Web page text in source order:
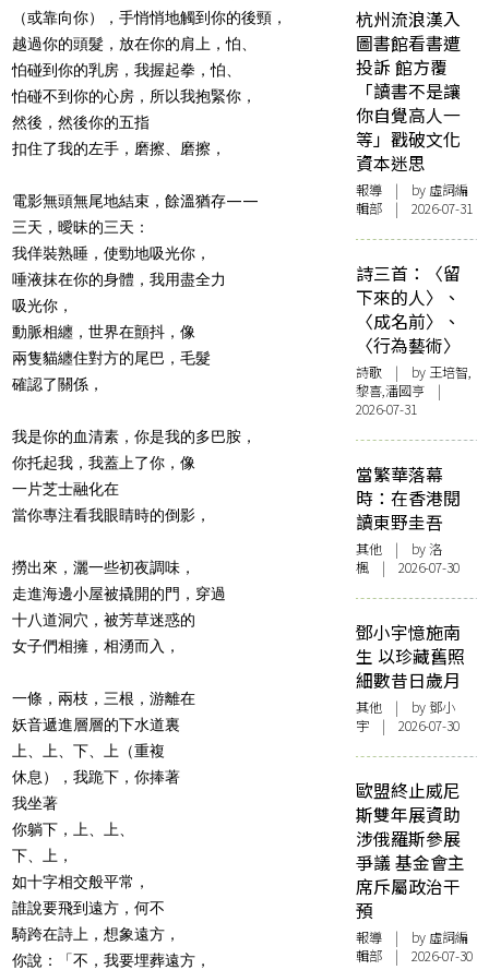
（或靠向你），手悄悄地觸到你的後頸，
越過你的頭髮，放在你的肩上，怕、
怕碰到你的乳房，我握起拳，怕、
怕碰不到你的心房，所以我抱緊你，
然後，然後你的五指
扣住了我的左手，磨擦、磨擦，
電影無頭無尾地結束，餘溫猶存——
三天，曖昧的三天：
我佯裝熟睡，使勁地吸光你，
唾液抹在你的身體，我用盡全力
吸光你，
動脈相纏，世界在顫抖，像
兩隻貓纏住對方的尾巴，毛髮
確認了關係，
我是你的血清素，你是我的多巴胺，
你托起我，我蓋上了你，像
一片芝士融化在
當你專注看我眼睛時的倒影，
撈出來，灑一些初夜調味，
走進海邊小屋被撬開的門，穿過
十八道洞穴，被芳草迷惑的
女子們相擁，相湧而入，
一條，兩枝，三根，游離在
妖音遞進層層的下水道裏
上、上、下、上（重複
休息），我跪下，你捧著
我坐著
你躺下，上、上、
下、上，
如十字相交般平常，
誰說要飛到遠方，何不
騎跨在詩上，想象遠方，
你說：「不，我要埋葬遠方，
杭州流浪漢入
圖書館看書遭
投訴 館方覆
「讀書不是讓
你自覺高人一
等」戳破文化
資本迷思
報導 | by 虛詞編
輯部 | 2026-07-31
詩三首：〈留
下來的人〉、
〈成名前〉、
〈行為藝術〉
詩歌 | by 王培智,
黎喜,潘國亨 |
2026-07-31
當繁華落幕
時：在香港閱
讀東野圭吾
其他 | by洛
楓 | 2026-07-30
鄧小宇憶施南
生 以珍藏舊照
細數昔日歲月
其他 | by 鄧小
宇 | 2026-07-30
歐盟終止威尼
斯雙年展資助
涉俄羅斯參展
爭議 基金會主
席斥屬政治干
預
報導 | by 虛詞編
輯部 | 2026-07-30